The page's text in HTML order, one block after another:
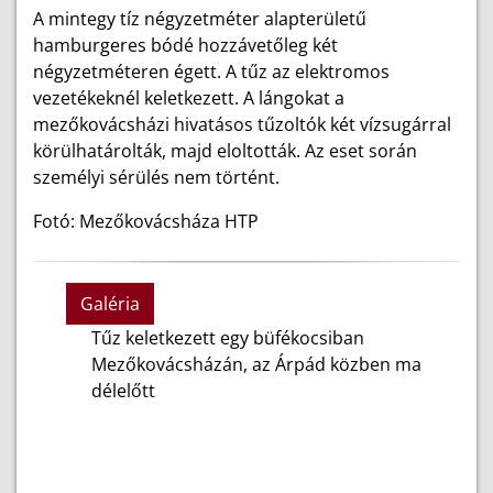
A mintegy tíz négyzetméter alapterületű
hamburgeres bódé hozzávetőleg két
négyzetméteren égett. A tűz az elektromos
vezetékeknél keletkezett. A lángokat a
mezőkovácsházi hivatásos tűzoltók két vízsugárral
körülhatárolták, majd eloltották. Az eset során
személyi sérülés nem történt.
Fotó: Mezőkovácsháza HTP
Galéria
Tűz keletkezett egy büfékocsiban
Mezőkovácsházán, az Árpád közben ma
délelőtt